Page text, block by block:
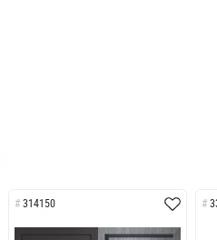
314150